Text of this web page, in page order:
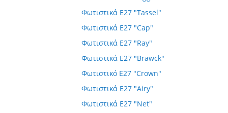
Φωτιστικά E27 "Tassel"
Φωτιστικά E27 "Cap"
Φωτιστικά E27 "Ray"
Φωτιστικά E27 "Brawck"
Φωτιστικό E27 "Crown"
Φωτιστικά E27 "Airy"
Φωτιστικά E27 "Net"